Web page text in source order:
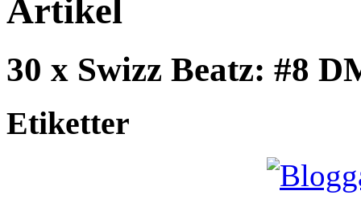
Artikel
30 x Swizz Beatz: #8
Etiketter